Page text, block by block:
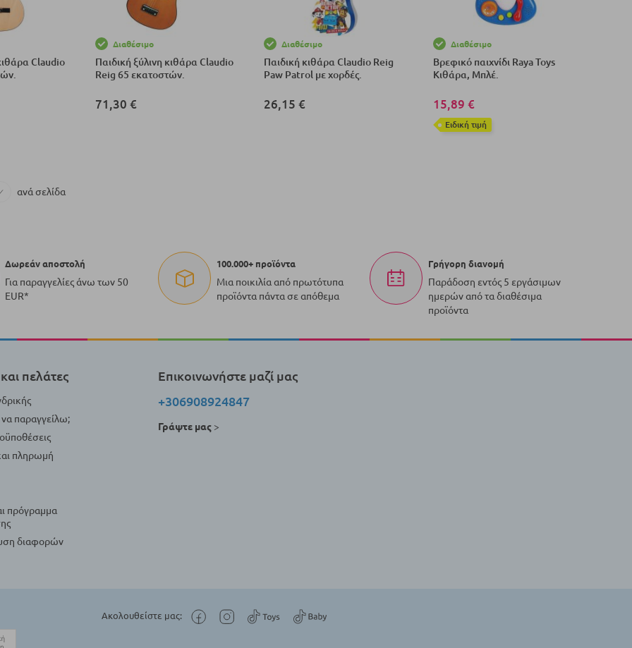
Claudio
Διαθέσιμο
Παιδική ξύλινη κιθάρα Claudio
Reig 65 εκατοστών.
71,30 €
Διαθέσιμο
Παιδική κιθάρα Claudio Reig
Paw Patrol με χορδές.
26,15 €
Διαθέσιμο
Βρεφικό παιχνίδι Raya Toys
Κιθάρα, Μπλέ.
15,89 €
Eιδική τιμή
ανά σελίδα
Δωρεάν αποστολή
Για παραγγελίες άνω των 50
EUR*
100.000+ προϊόντα
Μια ποικιλία από πρωτότυπα
προϊόντα πάντα σε απόθεμα
Γρήγορη διανομή
Παράδοση εντός 5 εργάσιμων
ημερών από τα διαθέσιμα
προϊόντα
πελάτες
παραγγείλω;
πληρωμή
πρόγραμμα
διαφορών
Επικοινωνήστε μαζί μας
+306908924847
Γράψτε μας >
Ακολουθείστε μας: